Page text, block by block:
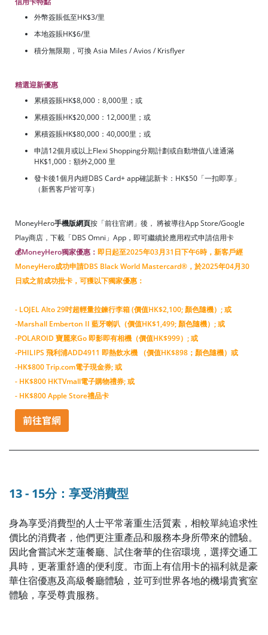
外幣簽賬低至HK$3/里
本地簽賬HK$6/里
積分無限期，可換 Asia Miles / Avios / Krisflyer
精選迎新優惠
累積簽賬HK$8,000：8,000里；或
累積簽賬HK$20,000：12,000里；或
累積簽賬HK$80,000：40,000里；或
申請12個月或以上Flexi Shopping分期計劃或自動增值八達通滿
HK$1,000：額外2,000 里
發卡後1個月内經DBS Card+ app確認新卡：HK$50「一扣即享」
（新舊客戶皆可享）
MoneyHero手機版網頁按「前往官網」後， 將被導往App Store/Google
Play商店，下載「DBS Omni」App，即可繼續於應用程式申請信用卡
💰MoneyHero獨家優惠： 即日起至2025年03月31日下午6時，新客戶經
MoneyHero成功申請DBS Black World Mastercard®，於2025年04月30
日或之前成功批卡，可獲以下獨家優惠：
- LOJEL Alto 29吋超輕量拉鍊行李箱 (價值HK$2,100; 顏色隨機）;或
-Marshall Emberton II 藍牙喇叭（價值HK$1,499; 顏色隨機）;或
-POLAROID 寶麗來Go 即影即有相機（價值HK$999）;或
-PHILIPS 飛利浦ADD4911 即熱飲水機 （價值HK$898；顏色隨機） 或
-HK$800 Trip.com電子現金券; 或
- HK$800 HKTVmall電子購物禮券; 或
- HK$800 Apple Store禮品卡
13 - 15分：享受消費型
身為享受消費型的人士平常著重生活質素，相較單純追求性
價比的消費者，他們更注重產品和服務本身所帶來的體驗。
因此會嘗試米芝蓮餐廳、試住奢華的住宿環境，選擇交通工
具時，更著重舒適的便利度。市面上有信用卡的福利就是豪
華住宿優惠及高級餐廳體驗，並可到世界各地的機場貴賓室
體驗，享受尊貴服務。